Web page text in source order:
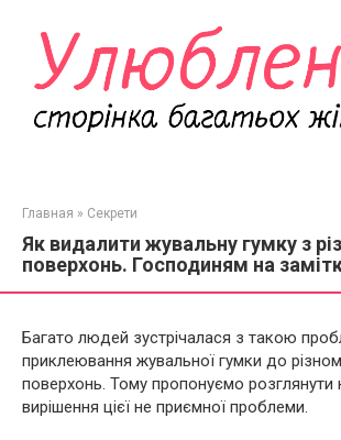
контенту
Главная » Секрети
Як видалити жувальну гумку з
поверхонь. Господиням на
Багато людей зустрічалася з такою
приклеювання жувальної гумки до
поверхонь. Тому пропонуємо розглянути
вирішення цієї не приємної проблеми.